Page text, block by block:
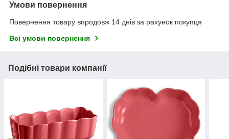
Умови повернення
Повернення товару впродовж 14 днів за рахунок покупця
Всі умови повернення
Подібні товари компанії